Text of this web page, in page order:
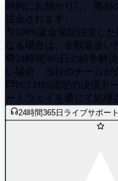
時的にお預かりし、商品
送金されます。
100%返金保証 注文し
なる場合は、全額返金い
24時間365日の紛争解決
い場合、当社のチームが
PCI DSS認定の決済 カ
ートウェイを通じて処理
24時間365日ライブサポート